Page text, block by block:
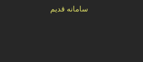
سامانه قدیم